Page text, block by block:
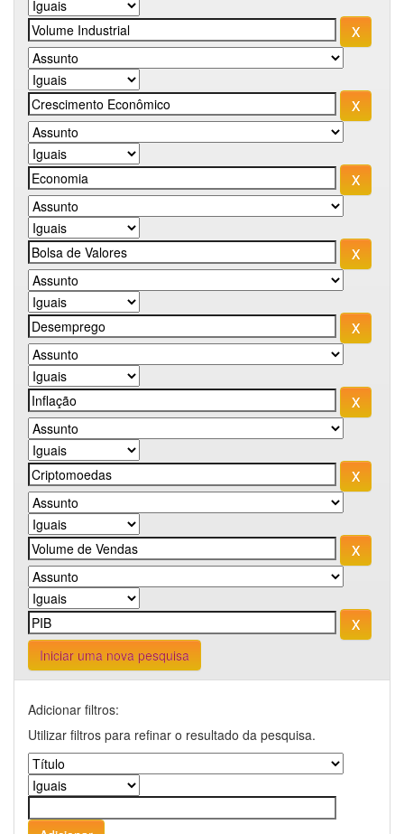
Iniciar uma nova pesquisa
Adicionar filtros:
Utilizar filtros para refinar o resultado da pesquisa.